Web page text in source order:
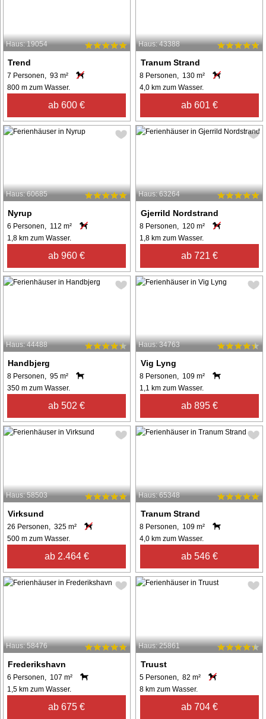
Haus: 19054
Trend
7 Personen, 93 m²
800 m zum Wasser.
ab 600 €
Haus: 43388
Tranum Strand
8 Personen, 130 m²
4,0 km zum Wasser.
ab 601 €
Haus: 60685
Nyrup
6 Personen, 112 m²
1,8 km zum Wasser.
ab 960 €
Haus: 63264
Gjerrild Nordstrand
8 Personen, 120 m²
1,8 km zum Wasser.
ab 721 €
Haus: 44488
Handbjerg
8 Personen, 95 m²
350 m zum Wasser.
ab 502 €
Haus: 34763
Vig Lyng
8 Personen, 109 m²
1,1 km zum Wasser.
ab 895 €
Haus: 58503
Virksund
26 Personen, 325 m²
500 m zum Wasser.
ab 2.464 €
Haus: 65348
Tranum Strand
8 Personen, 109 m²
4,0 km zum Wasser.
ab 546 €
Haus: 58476
Frederikshavn
6 Personen, 107 m²
1,5 km zum Wasser.
ab 675 €
Haus: 25861
Truust
5 Personen, 82 m²
8 km zum Wasser.
ab 704 €